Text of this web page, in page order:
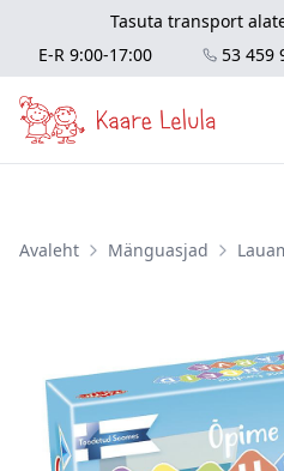
Tasuta transport
E-R 9:00-17:00
53 459
Avaleht Mänguasjad